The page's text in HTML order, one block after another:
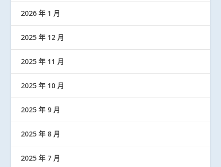
2026 年 1 月
2025 年 12 月
2025 年 11 月
2025 年 10 月
2025 年 9 月
2025 年 8 月
2025 年 7 月